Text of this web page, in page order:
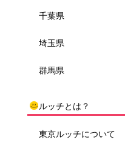
千葉県
埼玉県
群馬県
ルッチとは？
東京ルッチについて